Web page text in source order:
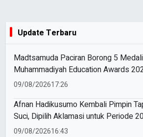
Update Terbaru
Madtsamuda Paciran Borong 5
Muhammadiyah Education Awards
09/08/202617:26
Afnan Hadikusumo Kembali Pimpin
Suci, Dipilih Aklamasi untuk Periode
2031
09/08/202616:43